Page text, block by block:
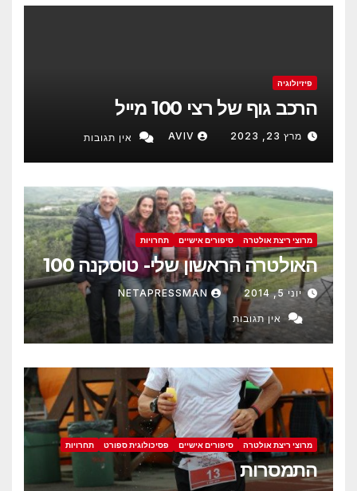
פיזיולוגיה
הרכב גוף של רצי 100 מייל
מרץ 23, 2023 AVIV אין תגובות
מרוצי ריצת אולטרה סיפורים אישיים תחרויות
האולטרה הראשון שלי- טוסקנה 100
יוני 5, 2014 NETAPRESSMAN
אין תגובות
מרוצי ריצת אולטרה סיפורים אישיים פסיכולוגית ספורט תחרויות
התמסרות